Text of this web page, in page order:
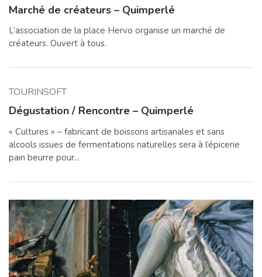
Marché de créateurs – Quimperlé
L’association de la place Hervo organise un marché de
créateurs. Ouvert à tous.
TOURINSOFT
Dégustation / Rencontre – Quimperlé
« Cultures » – fabricant de boissons artisanales et sans
alcools issues de fermentations naturelles sera à l’épicerie
pain beurre pour...